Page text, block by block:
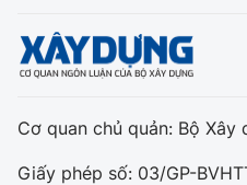
Cơ quan chủ quản: Bộ Xây
Giấy phép số: 03/GP-